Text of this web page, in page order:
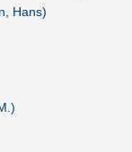
Hans)